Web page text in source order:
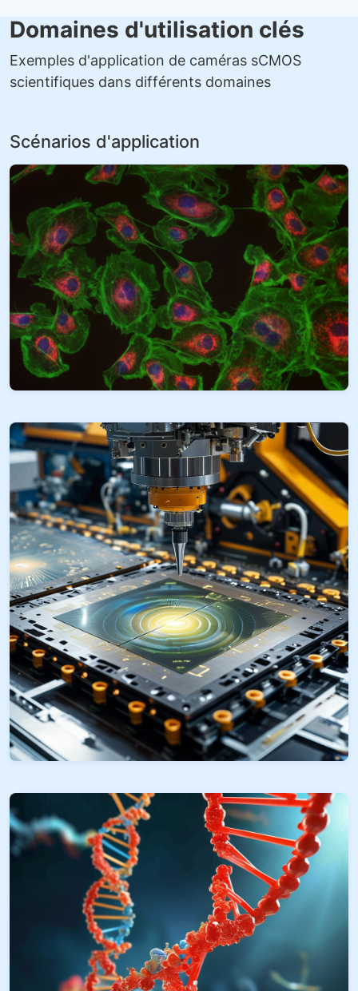
Domaines d'utilisation clés
Exemples d'application de caméras sCMOS
scientifiques dans différents domaines
Scénarios d'application